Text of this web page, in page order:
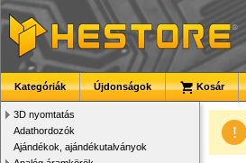
Kategóriák Újdonságok Kosár
3D nyomtatás
Adathordozók
Ajándékok, ajándékutalványok
!